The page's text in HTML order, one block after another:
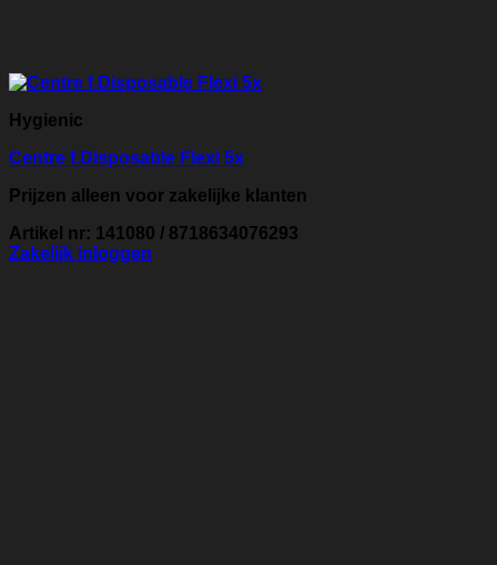
Hygienic
Centre f.Disposable Flexi 5x
Prijzen alleen voor zakelijke klanten
Artikel nr: 141080 / 8718634076293
Zakelijk inloggen